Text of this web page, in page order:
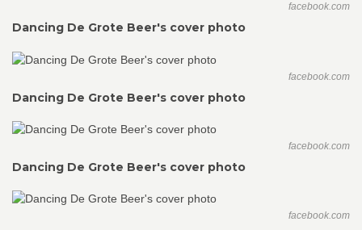
facebook.com
Dancing De Grote Beer's cover photo
facebook.com
Dancing De Grote Beer's cover photo
facebook.com
Dancing De Grote Beer's cover photo
facebook.com